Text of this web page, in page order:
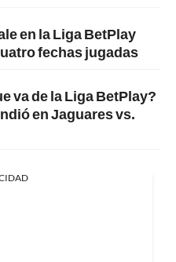
en la Liga BetPlay
fechas jugadas
va de la Liga BetPlay?
en Jaguares vs.